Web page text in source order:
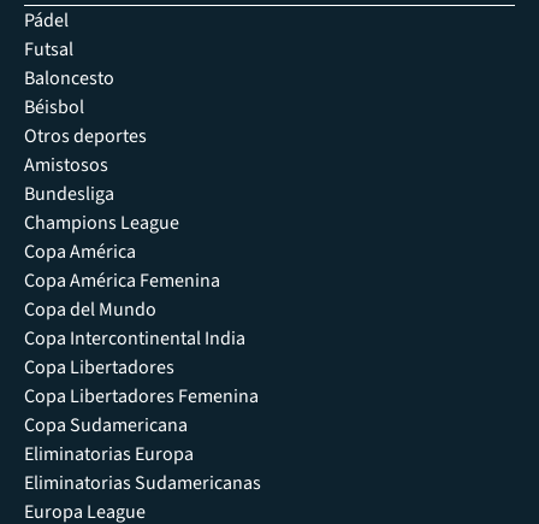
Pádel
Futsal
Baloncesto
Béisbol
Otros deportes
Amistosos
Bundesliga
Champions League
Copa América
Copa América Femenina
Copa del Mundo
Copa Intercontinental India
Copa Libertadores
Copa Libertadores Femenina
Copa Sudamericana
Eliminatorias Europa
Eliminatorias Sudamericanas
Europa League